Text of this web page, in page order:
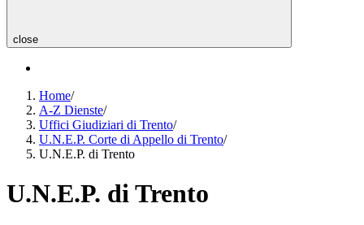
close
Home/
A-Z Dienste/
Uffici Giudiziari di Trento/
U.N.E.P. Corte di Appello di Trento/
U.N.E.P. di Trento
U.N.E.P. di Trento